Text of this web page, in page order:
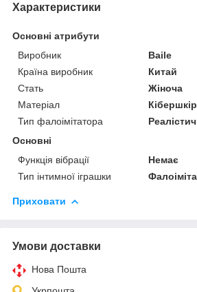
Характеристики
Основні атрибути
Виробник
Baile
Країна виробник
Китай
Стать
Жіноча
Матеріал
Тип фалоімітатора
Основні
Функція вібрації
Немає
Тип інтимної іграшки
Приховати
Умови доставки
Нова Пошта